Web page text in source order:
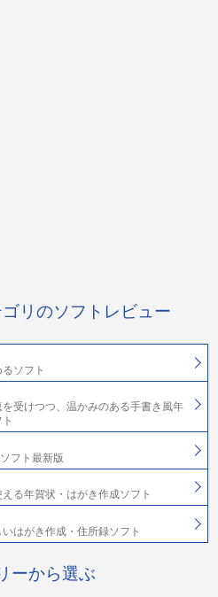
ゴリのソフトレビュー
ソフト
受けつつ、温かみのある手書き風年
フト最新版
る年賀状・はがき作成ソフト
はがき作成・住所録ソフト
ーから選ぶ